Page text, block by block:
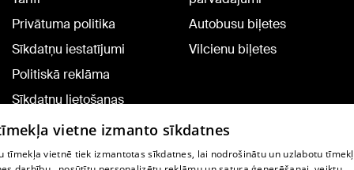
Privātuma politika
Sīkdatņu iestatījumi
Politiskā reklāma
Sīkdatņu lietošanas
noteikumi
Komentāru pievienošana
Autobusu biļetes
Vilcienu biļetes
vietne izmanto sīkdatnes
tīmekļa vietnē tiek izmantotas sīkdatnes, lai nodrošinātu un uzlabotu